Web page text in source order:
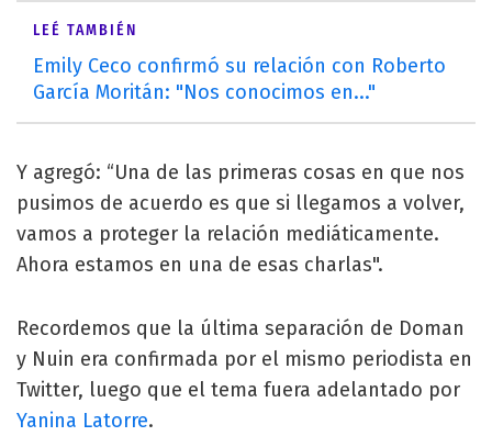
LEÉ TAMBIÉN
Emily Ceco confirmó su relación con Roberto
García Moritán: "Nos conocimos en..."
Y agregó: “Una de las primeras cosas en que nos
pusimos de acuerdo es que si llegamos a volver,
vamos a proteger la relación mediáticamente.
Ahora estamos en una de esas charlas".
Recordemos que la última separación de Doman
y Nuin era confirmada por el mismo periodista en
Twitter, luego que el tema fuera adelantado por
Yanina Latorre.